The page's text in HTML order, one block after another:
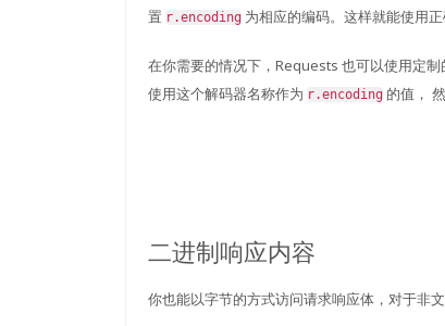
置 r.encoding 为相应的编码。这样就能使用
在你需要的情况下，Requests 也可以使用定
使用这个解码器名称作为 r.encoding 的值，
二进制响应内容
你也能以字节的方式访问请求响应体，对于非文